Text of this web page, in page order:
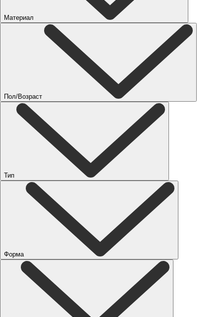
Материал
Пол/Возраст
Тип
Форма